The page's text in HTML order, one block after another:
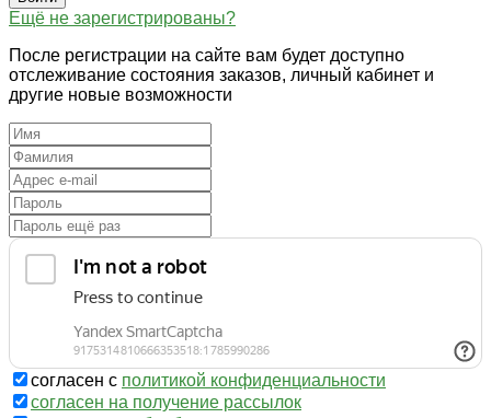
Ещё не зарегистрированы?
После регистрации на сайте вам будет доступно
отслеживание состояния заказов, личный кабинет и
другие новые возможности
согласен с политикой конфиденциальности
согласен на получение рассылок